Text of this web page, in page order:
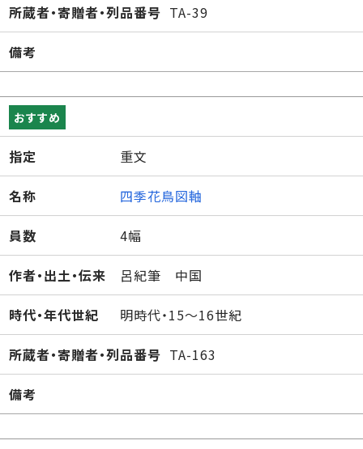
所蔵者・寄贈者・列品番号 TA-39
備考
おすすめ
指定 重文
名称 四季花鳥図軸
員数 4幅
作者・出土・伝来 呂紀筆 中国
時代・年代世紀 明時代・15～16世紀
所蔵者・寄贈者・列品番号 TA-163
備考